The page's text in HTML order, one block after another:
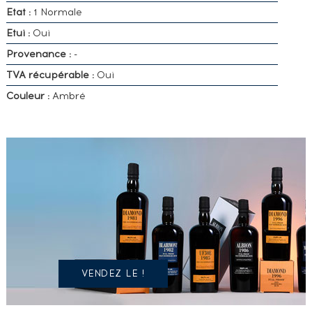
Etat :1 Normale
Etui :Oui
Provenance :-
TVA récupérable :Oui
Couleur :Ambré
POSSÉDEZ
SPIRITUEUX
IDENTIQUE
VENDEZ LE !